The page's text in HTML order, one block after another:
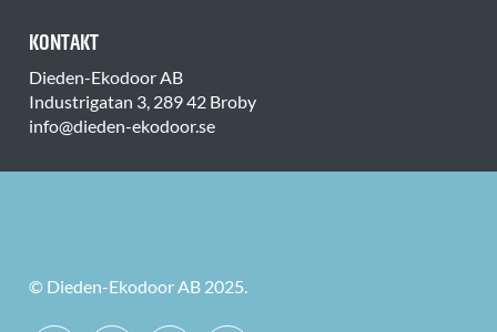
KONTAKT
Dieden-Ekodoor AB
Industrigatan 3, 289 42 Broby
info@dieden-ekodoor.se
© Dieden-Ekodoor AB 2025.